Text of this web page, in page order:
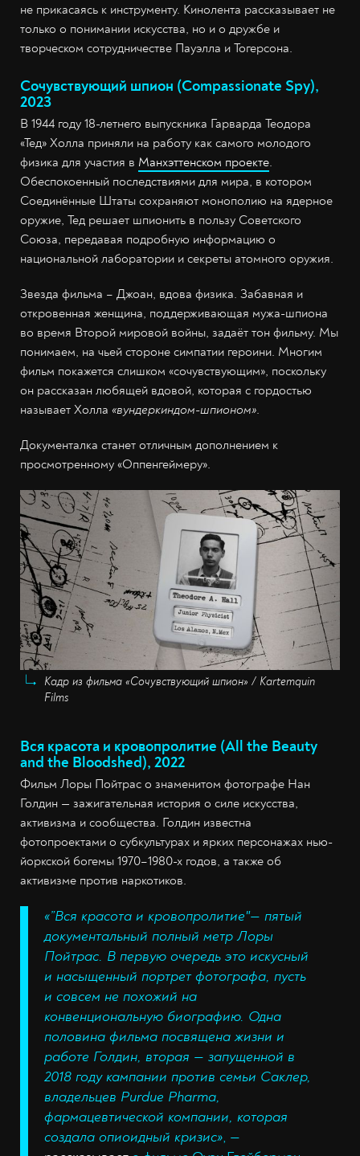
не прикасаясь к инструменту. Кинолента рассказывает не
только о понимании искусства, но и о дружбе и
творческом сотрудничестве Пауэлла и Тогерсона.
Сочувствующий шпион (Compassionate Spy),
2023
В 1944 году 18-летнего выпускника Гарварда Теодора
«Тед» Холла приняли на работу как самого молодого
физика для участия в Манхэттенском проекте.
Обеспокоенный последствиями для мира, в котором
Соединённые Штаты сохраняют монополию на ядерное
оружие, Тед решает шпионить в пользу Советского
Союза, передавая подробную информацию о
национальной лаборатории и секреты атомного оружия.
Звезда фильма – Джоан, вдова физика. Забавная и
откровенная женщина, поддерживающая мужа-шпиона
во время Второй мировой войны, задаёт тон фильму. Мы
понимаем, на чьей стороне симпатии героини. Многим
фильм покажется слишком «сочувствующим», поскольку
он рассказан любящей вдовой, которая с гордостью
называет Холла «вундеркиндом-шпионом».
Документалка станет отличным дополнением к
просмотренному «Оппенгеймеру».
Кадр из фильма «Сочувствующий шпион» / Kartemquin
Films
Вся красота и кровопролитие (All the Beauty
and the Bloodshed), 2022
Фильм Лоры Пойтрас о знаменитом фотографе Нан
Голдин — зажигательная история о силе искусства,
активизма и сообщества. Голдин известна
фотопроектами о субкультурах и ярких персонажах нью-
йоркской богемы 1970–1980-х годов, а также об
активизме против наркотиков.
«”Вся красота и кровопролитие"— пятый
документальный полный метр Лоры
Пойтрас. В первую очередь это искусный
и насыщенный портрет фотографа, пусть
и совсем не похожий на
конвенциональную биографию. Одна
половина фильма посвящена жизни и
работе Голдин, вторая — запущенной в
2018 году кампании против семьи Саклер,
владельцев Purdue Pharma,
фармацевтической компании, которая
создала опиоидный кризис», —